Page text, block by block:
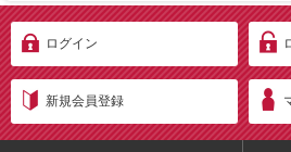
ログイン
新規会員登録